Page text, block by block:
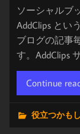
ソーシャルブ
AddClips とい
ブログの記事
す。AddClips
Continue
役立つかも